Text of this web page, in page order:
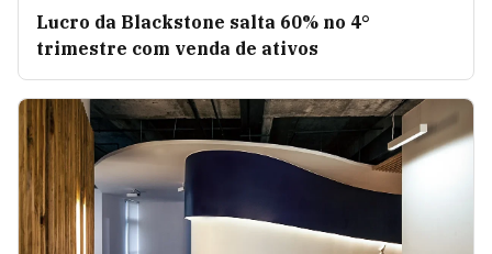
Lucro da Blackstone salta 60% no 4°
trimestre com venda de ativos